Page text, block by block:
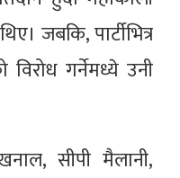
जबकि, पार्टीभित्र
गर्नेमध्ये उनी
सीपी मैलानी,